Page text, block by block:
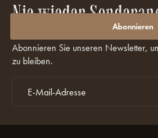
Nie wieder
Rabatte verpassen?
Abonnieren Sie unseren Newsletter,
zu bleiben.
Abonnieren